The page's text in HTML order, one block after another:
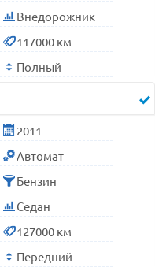
Внедорожник
117000 км
Полный
2011
Автомат
Бензин
Седан
127000 км
Передний